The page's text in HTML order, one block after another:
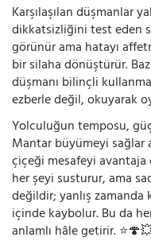
Karşılaşılan düşmanlar
dikkatsizliğini test eden
görünür ama hatayı
bir silaha dönüştürür.
düşmanı bilinçli
ezberle değil, okuyarak
Yolculuğun temposu,
Mantar büyümeyi
çiçeği mesafeyi avantaja
her şeyi susturur, ama
değildir; yanlış zamanda
içinde kaybolur. Bu da
anlamlı hâle getirir.